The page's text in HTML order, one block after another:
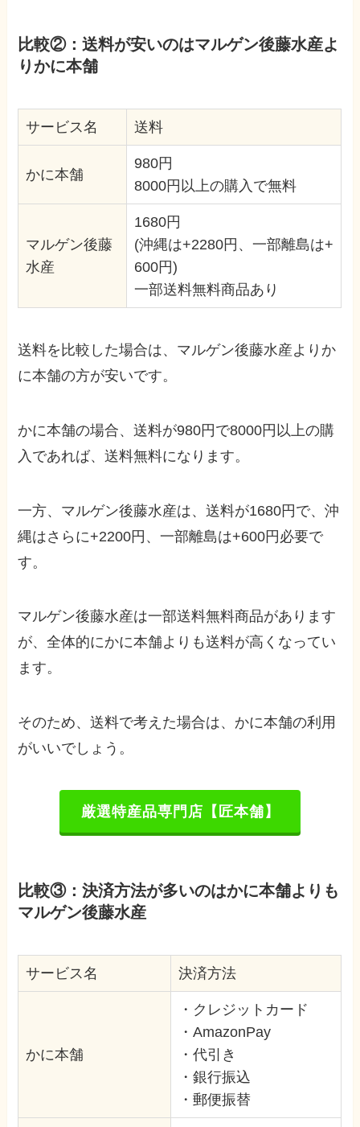
比較②：送料が安いのはマルゲン後藤水産よ
りかに本舗
サービス名 送料
かに本舗
980円
8000円以上の購入で無料
マルゲン後藤
水産
1680円
(沖縄は+2280円、一部離島は+
600円)
一部送料無料商品あり
送料を比較した場合は、マルゲン後藤水産よりか
に本舗の方が安いです。
かに本舗の場合、送料が980円で8000円以上の購
入であれば、送料無料になります。
一方、マルゲン後藤水産は、送料が1680円で、沖
縄はさらに+2200円、一部離島は+600円必要で
す。
マルゲン後藤水産は一部送料無料商品があります
が、全体的にかに本舗よりも送料が高くなってい
ます。
そのため、送料で考えた場合は、かに本舗の利用
がいいでしょう。
厳選特産品専門店【匠本舗】
比較③：決済方法が多いのはかに本舗よりも
マルゲン後藤水産
サービス名 決済方法
かに本舗
・クレジットカード
・AmazonPay
・代引き
・銀行振込
・郵便振替